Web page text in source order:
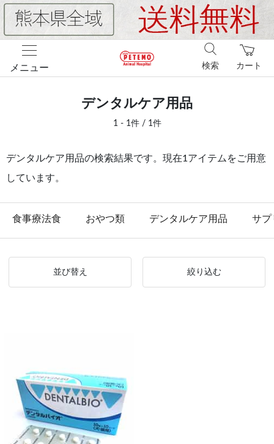
メニュー カート
検索
デンタルケア用品
1 - 1件 / 1件
デンタルケア用品の検索結果です。現在1アイテムをご用意
しています。
食事療法食 おやつ類 デンタルケア用品 サプ
並び替え 絞り込む